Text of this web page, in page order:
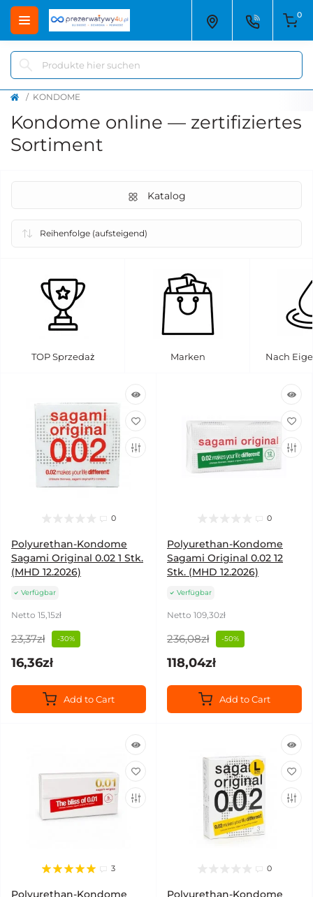
0
KONDOME
Kondome online — zertifiziertes
Sortiment
Katalog
TOP Sprzedaż Marken Nach
0
Polyurethan-Kondome
Sagami Original 0.02 1 Stk.
(MHD 12.2026)
Verfügbar
Netto 15,15zł
23,37zł -30%
16,36zł
Add to Cart
0
Polyurethan-Kondome
Sagami Original 0.02 12
Stk. (MHD 12.2026)
Verfügbar
Netto 109,30zł
236,08zł -50%
118,04zł
Add to Cart
3
Polyurethan-Kondome
0
Polyurethan-Kondome